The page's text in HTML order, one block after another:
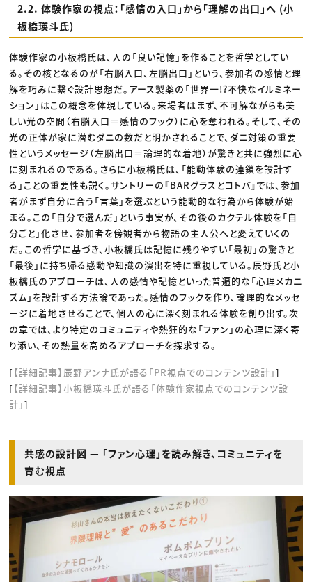
2.2. 体験作家の視点：「感情の入口」から「理解の出口」へ (小
板橋瑛斗氏)
体験作家の小板橋氏は、人の「良い記憶」を作ることを哲学としてい
る。その核となるのが「右脳入口、左脳出口」という、参加者の感情と理
解を巧みに繋ぐ設計思想だ。アース製薬の「世界一!?不快なイルミネー
ション」はこの概念を体現している。来場者はまず、不可解ながらも美
しい光の空間（右脳入口＝感情のフック）に心を奪われる。そして、その
光の正体が家に潜むダニの数だと明かされることで、ダニ対策の重要
性というメッセージ（左脳出口＝論理的な着地）が驚きと共に強烈に心
に刻まれるのである。さらに小板橋氏は、「能動体験の連鎖を設計す
る」ことの重要性も説く。サントリーの『BARグラスとコトバ』では、参加
者がまず自分に合う「言葉」を選ぶという能動的な行為から体験が始
まる。この「自分で選んだ」という事実が、その後のカクテル体験を「自
分ごと」化させ、参加者を傍観者から物語の主人公へと変えていくの
だ。この哲学に基づき、小板橋氏は記憶に残りやすい「最初」の驚きと
「最後」に持ち帰る感動や知識の演出を特に重視している。辰野氏と小
板橋氏のアプローチは、人の感情や記憶といった普遍的な「心理メカニ
ズム」を設計する方法論であった。感情のフックを作り、論理的なメッセ
ージに着地させることで、個人の心に深く刻まれる体験を創り出す。次
の章では、より特定のコミュニティや熱狂的な「ファン」の心理に深く寄
り添い、その熱量を高めるアプローチを探求する。
[ 【詳細記事】辰野アンナ氏が語る「PR視点でのコンテンツ設計」]
[ 【詳細記事】小板橋瑛斗氏が語る「体験作家視点でのコンテンツ設
計」]
共感の設計図 — 「ファン心理」を読み解き、コミュニティを
育む視点